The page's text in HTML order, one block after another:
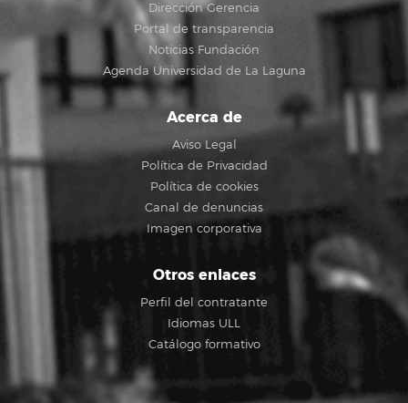
Dirección Gerencia
Portal de transparencia
Noticias Fundación
Agenda Universidad de La Laguna
Acerca de
Aviso Legal
Política de Privacidad
Política de cookies
Canal de denuncias
Imagen corporativa
Otros enlaces
Perfil del contratante
Idiomas ULL
Catálogo formativo